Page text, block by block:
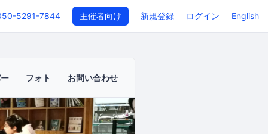
5291-7844 主催者向け 新規登録 ログイン English
フォト お問い合わせ